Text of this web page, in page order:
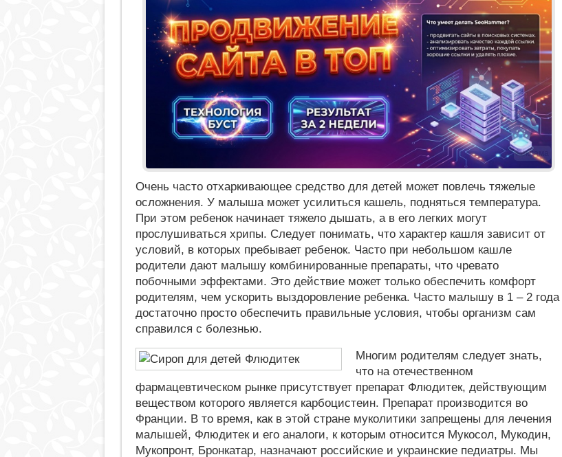
Реклама
Очень часто отхаркивающее средство для детей может повлечь тяжелые
осложнения. У малыша может усилиться кашель, подняться температура.
При этом ребенок начинает тяжело дышать, а в его легких могут
прослушиваться хрипы. Следует понимать, что характер кашля зависит от
условий, в которых пребывает ребенок. Часто при небольшом кашле
родители дают малышу комбинированные препараты, что чревато
побочными эффектами. Это действие может только обеспечить комфорт
родителям, чем ускорить выздоровление ребенка. Часто малышу в 1 – 2 года
достаточно просто обеспечить правильные условия, чтобы организм сам
справился с болезнью.
Многим родителям следует знать,
что на отечественном
фармацевтическом рынке присутствует препарат Флюдитек, действующим
веществом которого является карбоцистеин. Препарат производится во
Франции. В то время, как в этой стране муколитики запрещены для лечения
малышей, Флюдитек и его аналоги, к которым относится Мукосол, Мукодин,
Мукопронт, Бронкатар, назначают российские и украинские педиатры. Мы